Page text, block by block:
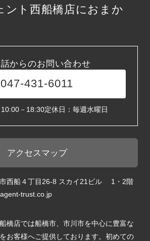
ント西船橋店におまか
からのお問い合わせ
047-431-6011
－18:30定休日：毎週水曜日
アクセスマップ
西船４丁目26-8 スカイ21ビル 1・2階
trust.co.jp
橋店では船橋市、市川市を中心に豊富な
お客様へご提供しております。初めての